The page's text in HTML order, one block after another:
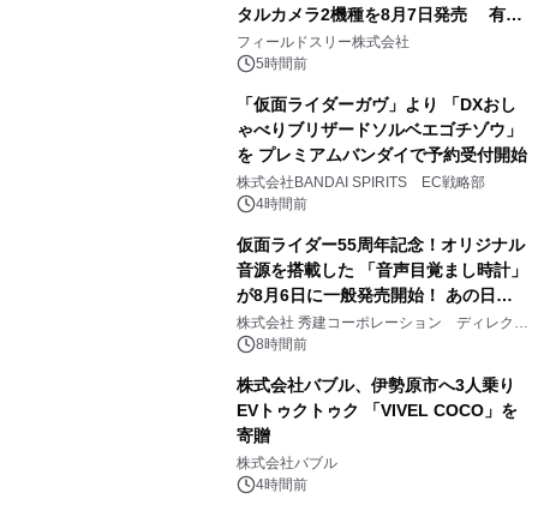
タルカメラ2機種を8月7日発売 有効
約1300万画素、用途別に選べるコンデ
ジ新登場
フィールドスリー株式会社
5時間前
「仮面ライダーガヴ」より 「DXおし
ゃべりブリザードソルベエゴチゾウ」
を プレミアムバンダイで予約受付開始
株式会社BANDAI SPIRITS EC戦略部
4時間前
仮面ライダー55周年記念！オリジナル
音源を搭載した 「音声目覚まし時計」
が8月6日に一般発売開始！ あの日の
大興奮が今甦る
株式会社 秀建コーポレーション ディレクト
アートギャラリー
8時間前
株式会社バブル、伊勢原市へ3人乗り
EVトゥクトゥク 「VIVEL COCO」を
寄贈
株式会社バブル
4時間前